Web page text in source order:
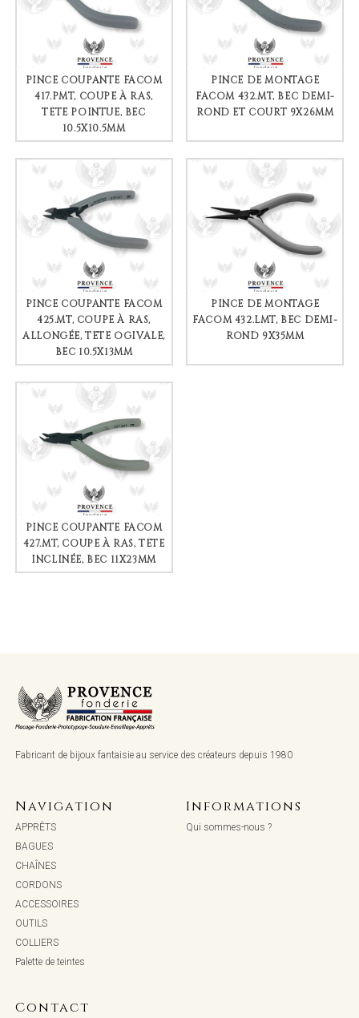
PINCE COUPANTE FACOM
417.PMT, COUPE À RAS,
TÊTE POINTUE, BEC
10.5X10.5MM
PINCE DE MONTAGE
FACOM 432.MT, BEC DEMI-
ROND ET COURT 9X26MM
PINCE COUPANTE FACOM
425.MT, COUPE À RAS,
ALLONGÉE, TÊTE OGIVALE,
BEC 10.5X13MM
PINCE DE MONTAGE
FACOM 432.LMT, BEC DEMI-
ROND 9X35MM
PINCE COUPANTE FACOM
427.MT, COUPE À RAS, TÊTE
INCLINÉE, BEC 11X23MM
Fabricant de bijoux fantaisie au service des créateurs depuis 1980
Navigation
APPRÊTS
BAGUES
CHAÎNES
CORDONS
ACCESSOIRES
OUTILS
COLLIERS
Palette de teintes
Informations
Qui sommes-nous ?
Contact